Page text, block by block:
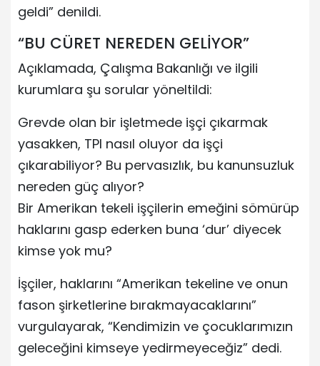
geldi” denildi.
“BU CÜRET NEREDEN GELİYOR”
Açıklamada, Çalışma Bakanlığı ve ilgili
kurumlara şu sorular yöneltildi:
Grevde olan bir işletmede işçi çıkarmak
yasakken, TPI nasıl oluyor da işçi
çıkarabiliyor? Bu pervasızlık, bu kanunsuzluk
nereden güç alıyor?
Bir Amerikan tekeli işçilerin emeğini sömürüp
haklarını gasp ederken buna ‘dur’ diyecek
kimse yok mu?
İşçiler, haklarını “Amerikan tekeline ve onun
fason şirketlerine bırakmayacaklarını”
vurgulayarak, “Kendimizin ve çocuklarımızın
geleceğini kimseye yedirmeyeceğiz” dedi.